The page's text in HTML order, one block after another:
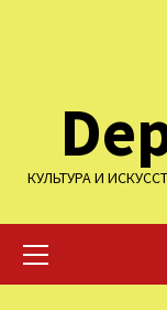
КУЛЬТУРА И
меню